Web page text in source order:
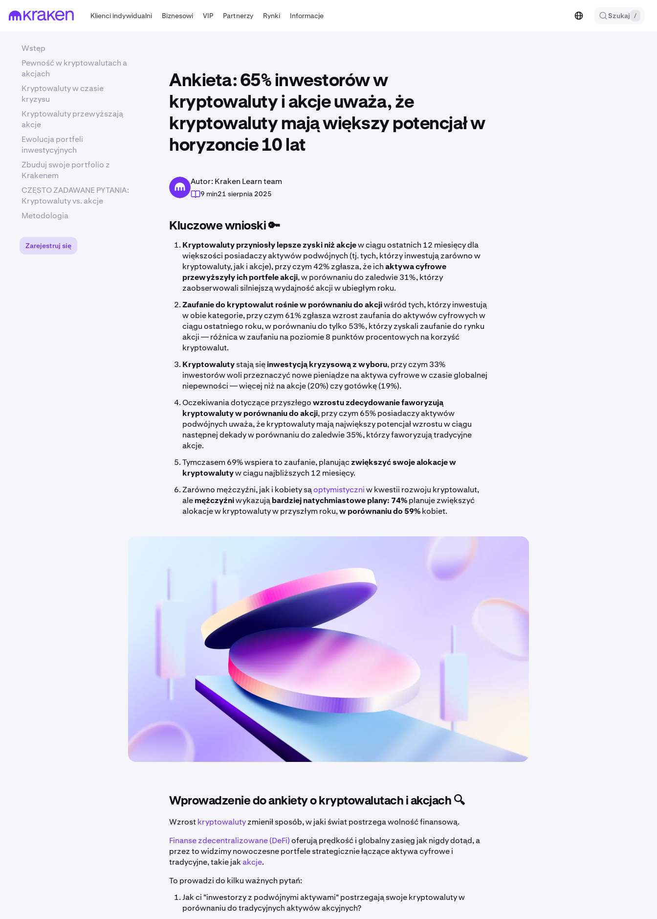
Klienci indywidualni Biznesowi VIP Partnerzy Rynki Informacje Szukaj /
Ankieta: 65% inwestorów w
kryptowaluty i akcje uważa, że
kryptowaluty mają większy potencjał w
horyzoncie 10 lat
Autor: Kraken Learn team
9 min21 sierpnia 2025
Kluczowe wnioski 🔑
Kryptowaluty przyniosły lepsze zyski niż akcjew ciągu ostatnich 12 miesięcy dla
większości posiadaczy aktywów podwójnych (tj. tych, którzy inwestują zarówno w
kryptowaluty, jak i akcje), przy czym 42% zgłasza, że ichaktywa cyfrowe
przewyższyły ich portfele akcji, w porównaniu do zaledwie 31%, którzy
zaobserwowali silniejszą wydajność akcji w ubiegłym roku.
Zaufanie do kryptowalut rośnie w porównaniu do akcjiwśród tych, którzy inwestują
w obie kategorie, przy czym 61% zgłasza wzrost zaufania do aktywów cyfrowych w
ciągu ostatniego roku, w porównaniu do tylko 53%, którzy zyskali zaufanie do rynku
akcji — różnica w zaufaniu na poziomie 8 punktów procentowych na korzyść
kryptowalut.
Kryptowalutystają sięinwestycją kryzysową z wyboru, przy czym 33%
inwestorów woli przeznaczyć nowe pieniądze na aktywa cyfrowe w czasie globalnej
niepewności — więcej niż na akcje (20%) czy gotówkę (19%).
Oczekiwania dotyczące przyszłegowzrostu zdecydowanie faworyzują
kryptowaluty w porównaniu do akcji, przy czym 65% posiadaczy aktywów
podwójnych uważa, że kryptowaluty mają największy potencjał wzrostu w ciągu
następnej dekady w porównaniu do zaledwie 35%, którzy faworyzują tradycyjne
akcje.
Tymczasem 69% wspiera to zaufanie, planujączwiększyć swoje alokacje w
kryptowalutyw ciągu najbliższych 12 miesięcy.
Zarówno mężczyźni, jak i kobiety sąoptymistyczniw kwestii rozwoju kryptowalut,
alemężczyźniwykazująbardziej natychmiastowe plany: 74%planuje zwiększyć
alokacje w kryptowaluty w przyszłym roku,w porównaniu do 59%kobiet.
Wprowadzenie do ankiety o kryptowalutach i akcjach 🔍
Wzrostkryptowalutyzmienił sposób, w jaki świat postrzega wolność finansową.
Finanse zdecentralizowane (DeFi)oferują prędkość i globalny zasięg jak nigdy dotąd, a
przez to widzimy nowoczesne portfele strategicznie łączące aktywa cyfrowe i
tradycyjne, takie jakakcje.
To prowadzi do kilku ważnych pytań:
Jak ci "inwestorzy z podwójnymi aktywami" postrzegają swoje kryptowaluty w
porównaniu do tradycyjnych aktywów akcyjnych?
Wstęp
Pewność w kryptowalutach a
akcjach
Kryptowaluty w czasie
kryzysu
Kryptowaluty przewyższają
akcje
Ewolucja portfeli
inwestycyjnych
Zbuduj swoje portfolio z
Krakenem
CZĘSTO ZADAWANE PYTANIA:
Kryptowaluty vs. akcje
Metodologia
Zarejestruj się